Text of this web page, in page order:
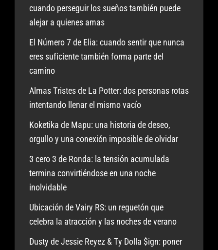
cuando perseguir los sueños también puede
alejar a quienes amas
El Número 7 de Elia: cuando sentir que nunca
eres suficiente también forma parte del
camino
Almas Tristes de La Potter: dos personas rotas
intentando llenar el mismo vacío
Koketika de Mapu: una historia de deseo,
orgullo y una conexión imposible de olvidar
3 cero 3 de Ronda: la tensión acumulada
termina convirtiéndose en una noche
inolvidable
Ubicación de Vairy RS: un reguetón que
celebra la atracción y las noches de verano
Dusty de Jessie Reyez & Ty Dolla $ign: poner